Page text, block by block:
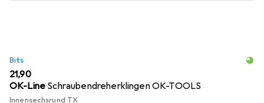
Bits
EUR
21,90
OK-Line Schraubendreherklingen OK-TOOLS
Innensechsrund TX